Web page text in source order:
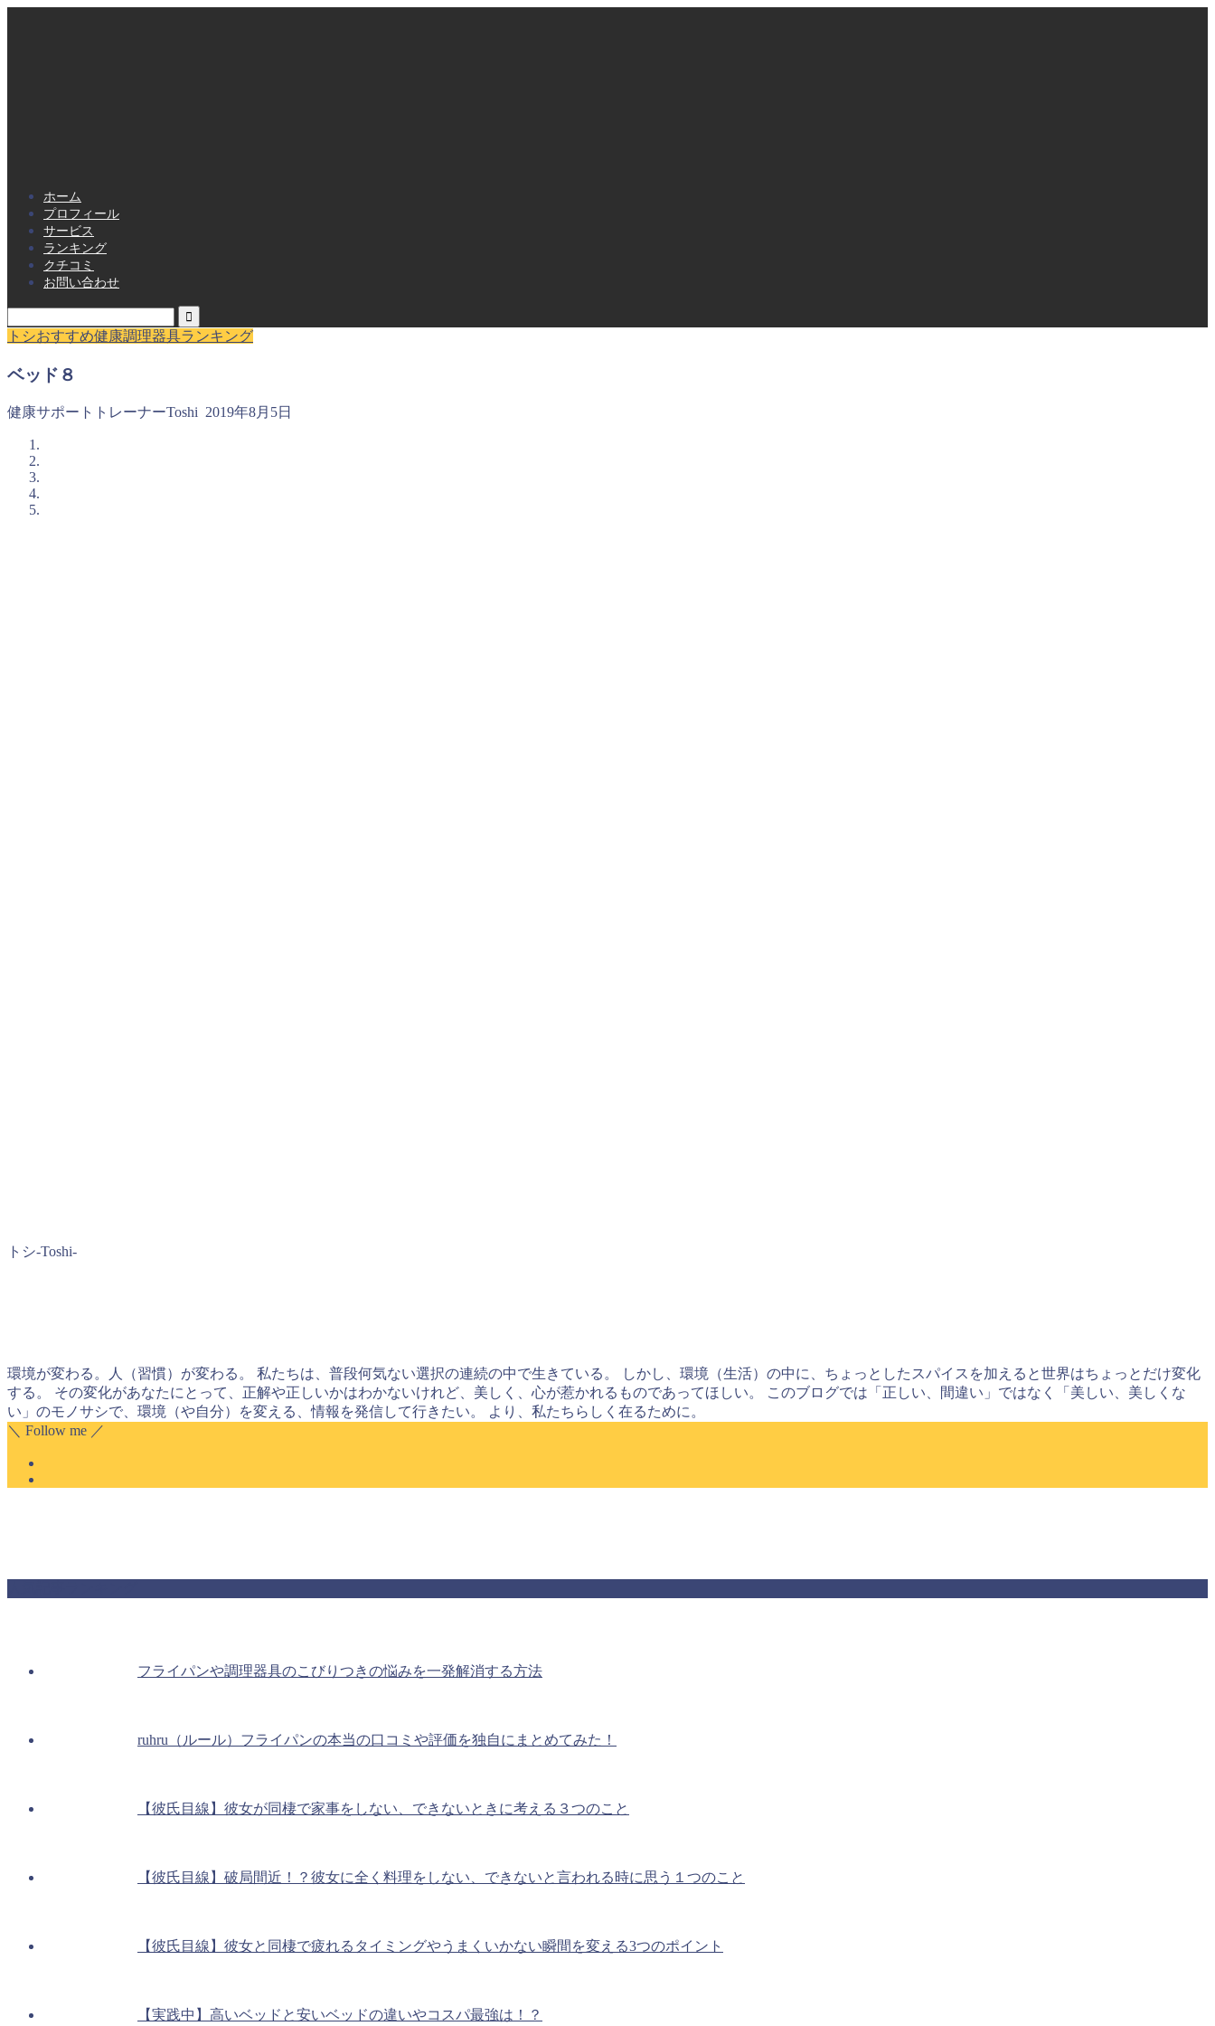
ホーム
プロフィール
サービス
ランキング
クチコミ
お問い合わせ
トシおすすめ健康調理器具ランキング
ベッド８
健康サポートトレーナーToshi 2019年8月5日
トシ-Toshi-
環境が変わる。人（習慣）が変わる。 私たちは、普段何気ない選択の連続の中で生きている。 しかし、環境（生活）の中に、ちょっとしたスパイスを加えると世界はちょっとだけ変化
する。 その変化があなたにとって、正解や正しいかはわかないけれど、美しく、心が惹かれるものであってほしい。 このブログでは「正しい、間違い」ではなく「美しい、美しくな
い」のモノサシで、環境（や自分）を変える、情報を発信して行きたい。 より、私たちらしく在るために。
＼ Follow me ／
フライパンや調理器具のこびりつきの悩みを一発解消する方法
ruhru（ルール）フライパンの本当の口コミや評価を独自にまとめてみた！
【彼氏目線】彼女が同棲で家事をしない、できないときに考える３つのこと
【彼氏目線】破局間近！？彼女に全く料理をしない、できないと言われる時に思う１つのこと
【彼氏目線】彼女と同棲で疲れるタイミングやうまくいかない瞬間を変える3つのポイント
【実践中】高いベッドと安いベッドの違いやコスパ最強は！？